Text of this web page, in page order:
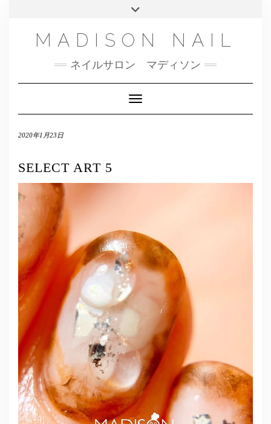
NAILBOOK(ご予約はこちら）
FACEBOOK
メール
MADISON NAIL
ネイルサロン マディソン
Toggle Navigation
2020年1月23日
SELECT ART 5